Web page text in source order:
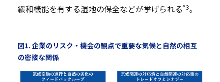
緩和機能を有する湿地の保全などが挙げられる*3。
図1. 企業のリスク・機会の観点で重要な気候と自然の相互
の密接な関係